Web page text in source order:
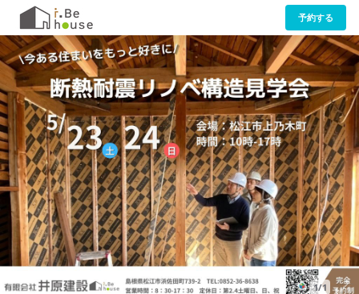
予約する
1/1